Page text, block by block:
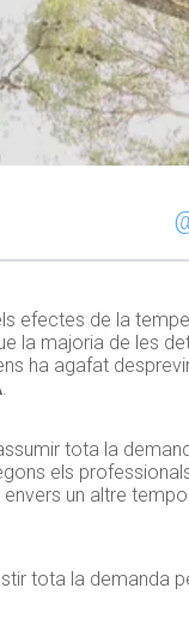
efectes de la
la majoria de les
ha agafat
.
tota la
els
un altre
tota la demanda